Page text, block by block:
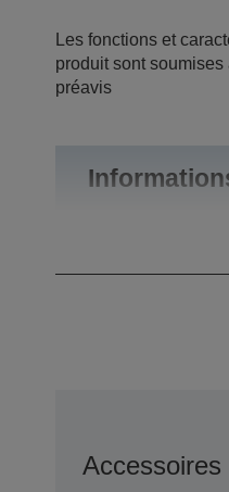
Les fonctions et
produit sont
préavis
Accessoires